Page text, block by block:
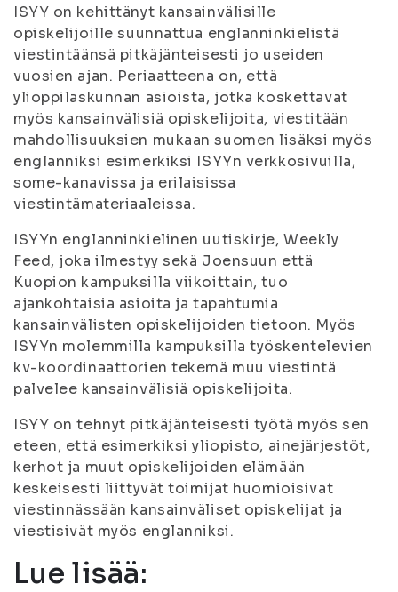
ISYY on kehittänyt kansainvälisille
opiskelijoille suunnattua englanninkielistä
viestintäänsä pitkäjänteisesti jo useiden
vuosien ajan. Periaatteena on, että
ylioppilaskunnan asioista, jotka koskettavat
myös kansainvälisiä opiskelijoita, viestitään
mahdollisuuksien mukaan suomen lisäksi myös
englanniksi esimerkiksi ISYYn verkkosivuilla,
some-kanavissa ja erilaisissa
viestintämateriaaleissa.
ISYYn englanninkielinen uutiskirje, Weekly
Feed, joka ilmestyy sekä Joensuun että
Kuopion kampuksilla viikoittain, tuo
ajankohtaisia asioita ja tapahtumia
kansainvälisten opiskelijoiden tietoon. Myös
ISYYn molemmilla kampuksilla työskentelevien
kv-koordinaattorien tekemä muu viestintä
palvelee kansainvälisiä opiskelijoita.
ISYY on tehnyt pitkäjänteisesti työtä myös sen
eteen, että esimerkiksi yliopisto, ainejärjestöt,
kerhot ja muut opiskelijoiden elämään
keskeisesti liittyvät toimijat huomioisivat
viestinnässään kansainväliset opiskelijat ja
viestisivät myös englanniksi.
Lue lisää: